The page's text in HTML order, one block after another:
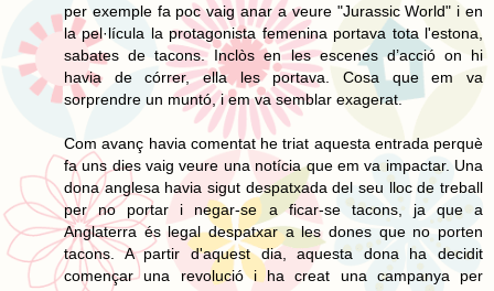
per exemple fa poc vaig anar a veure "Jurassic World" i en
la pel·lícula la protagonista femenina portava tota l'estona,
sabates de tacons. Inclòs en les escenes d’acció on hi
havia de córrer, ella les portava. Cosa que em va
sorprendre un muntó, i em va semblar exagerat.
Com avanç havia comentat he triat aquesta entrada perquè
fa uns dies vaig veure una notícia que em va impactar. Una
dona anglesa havia sigut despatxada del seu lloc de treball
per no portar i negar-se a ficar-se tacons, ja que a
Anglaterra és legal despatxar a les dones que no porten
tacons. A partir d'aquest dia, aquesta dona ha decidit
començar una revolució i ha creat una campanya per